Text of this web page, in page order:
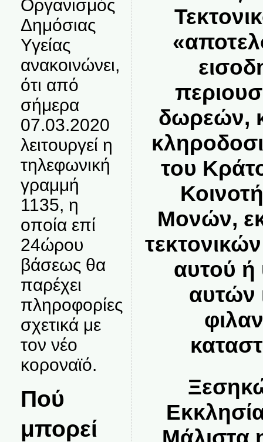
Οργανισμός
Δημόσιας
Υγείας
ανακοινώνει,
ότι από
σήμερα
07.03.2020
λειτουργεί η
τηλεφωνική
γραμμή
1135, η
οποία επί
24ώρου
βάσεως θα
παρέχει
πληροφορίες
σχετικά με
τον νέο
κοροναϊό.
Πού
μπορεί
δωρεών,
του
Μονών,
αυτού ή
αυτών